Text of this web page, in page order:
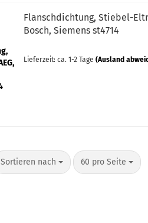
Flanschdichtung, Stiebel-
Bosch, Siemens st4714
Lieferzeit: ca. 1-2 Tage (Ausland
Sortieren nach
Sortieren nach 60 pro Seite
pro Seite